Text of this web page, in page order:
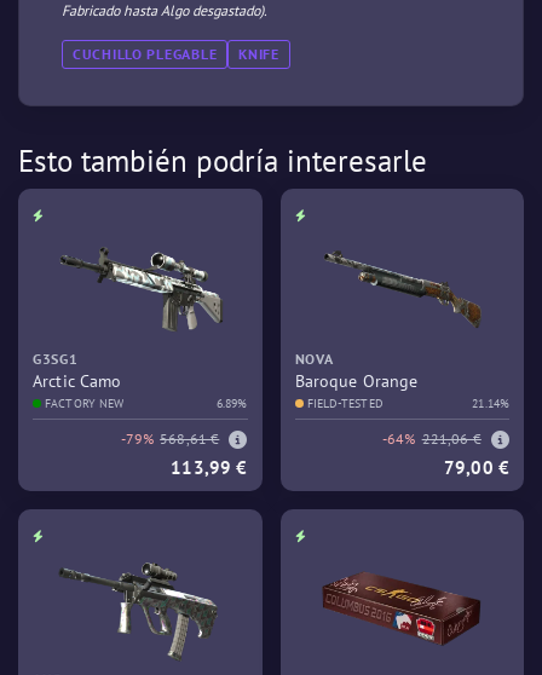
Fabricado hasta Algo desgastado).
CUCHILLO PLEGABLE KNIFE
Esto también podría interesarle
G3SG1
Arctic Camo
FACTORY NEW 6.89%
-79% 568,61 €
113,99 €
NOVA
Baroque Orange
FIELD-TESTED 21.14%
-64% 221,06 €
79,00 €